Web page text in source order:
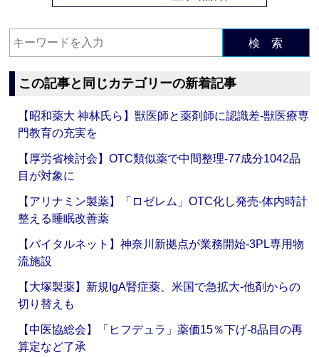
検 索
この記事と同じカテゴリーの新着記事
【昭和薬大 神林氏ら】獣医師と薬剤師に認識差‐獣医療専
門教育の充実を
【厚労省検討会】OTC類似薬で中間整理‐77成分1042品
目が対象に
【アリナミン製薬】「ロゼレム」OTC化し発売‐体内時計
整える睡眠改善薬
【バイタルネット】神奈川新拠点が業務開始‐3PL専用物
流施設
【大塚製薬】新規IgA腎症薬、米国で急拡大‐他剤からの
切り替えも
【中医協総会】「ヒフデュラ」薬価15％下げ‐8品目の再
算定など了承